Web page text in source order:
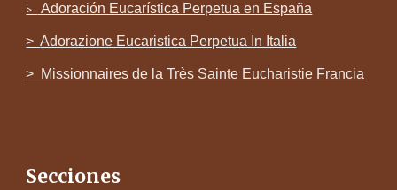
> Adoración Eucarística Perpetua en España
>Adorazione Eucaristica Perpetua In Italia
> Missionnaires de la Très Sainte Eucharistie Francia
Secciones